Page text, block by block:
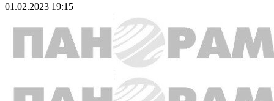
01.02.2023 19:15